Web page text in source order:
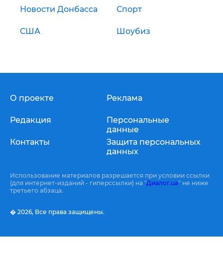
Новости Донбасса Спорт
США Шоубиз
О проекте
Редакция
Контакты
Реклама
Персональные
данные
Защита персональных
данных
Использование материалов разрешается при условии ссылки
(для интернет-изданий - гиперссылки) на "Диалог.ua" не ниже
третьего абзаца.
� 2026, Все права защищены.